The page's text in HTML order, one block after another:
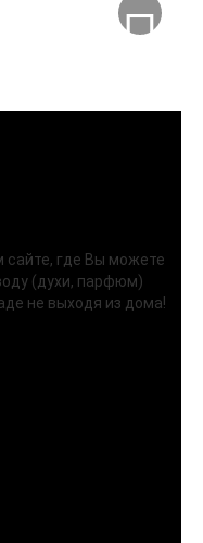
сайте, где Вы можете
(духи, парфюм)
не выходя из дома!